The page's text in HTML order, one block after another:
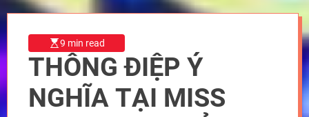
9 min read
THÔNG ĐIỆP Ý
NGHĨA TẠI MISS